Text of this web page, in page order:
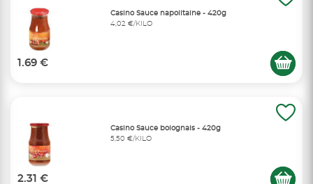
Casino Sauce napolitaine - 420g
4,02 €/KILO
1.69 €
Casino Sauce bolognais - 420g
5,50 €/KILO
2.31 €